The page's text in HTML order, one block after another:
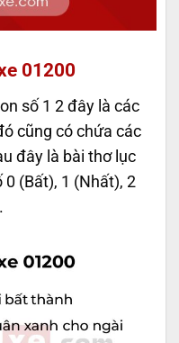
01200
số 1 2 đây là các
cũng có chứa các
đây là bài thơ lục
0 (Bất), 1 (Nhất), 2